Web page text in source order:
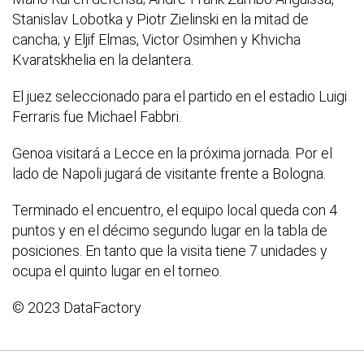
Stanislav Lobotka y Piotr Zielinski en la mitad de
cancha; y Eljif Elmas, Victor Osimhen y Khvicha
Kvaratskhelia en la delantera.
El juez seleccionado para el partido en el estadio Luigi
Ferraris fue Michael Fabbri.
Genoa visitará a Lecce en la próxima jornada. Por el
lado de Napoli jugará de visitante frente a Bologna.
Terminado el encuentro, el equipo local queda con 4
puntos y en el décimo segundo lugar en la tabla de
posiciones. En tanto que la visita tiene 7 unidades y
ocupa el quinto lugar en el torneo.
© 2023 DataFactory